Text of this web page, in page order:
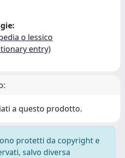
o lessico
entry)
a questo prodotto.
protetti da copyright e
salvo diversa